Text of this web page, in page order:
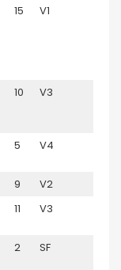
15 V1
10 V3
5 V4
9 V2
11 V3
2 SF